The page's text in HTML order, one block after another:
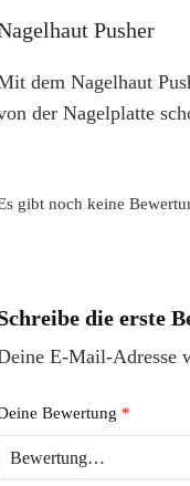
Pusher
dem Nagelhaut
der Nagelplatte
gibt noch keine
die erste
E-Mail-Adresse
Bewertung *